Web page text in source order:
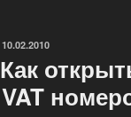
ОПУБЛИКОВАНО
10.02.2010
Как
VAT